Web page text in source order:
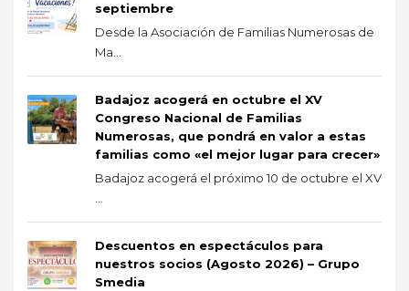
septiembre
Desde la Asociación de Familias Numerosas de
Ma...
Badajoz acogerá en octubre el XV
Congreso Nacional de Familias
Numerosas, que pondrá en valor a estas
familias como «el mejor lugar para crecer»
Badajoz acogerá el próximo 10 de octubre el XV
Descuentos en espectáculos para
nuestros socios (Agosto 2026) – Grupo
Smedia